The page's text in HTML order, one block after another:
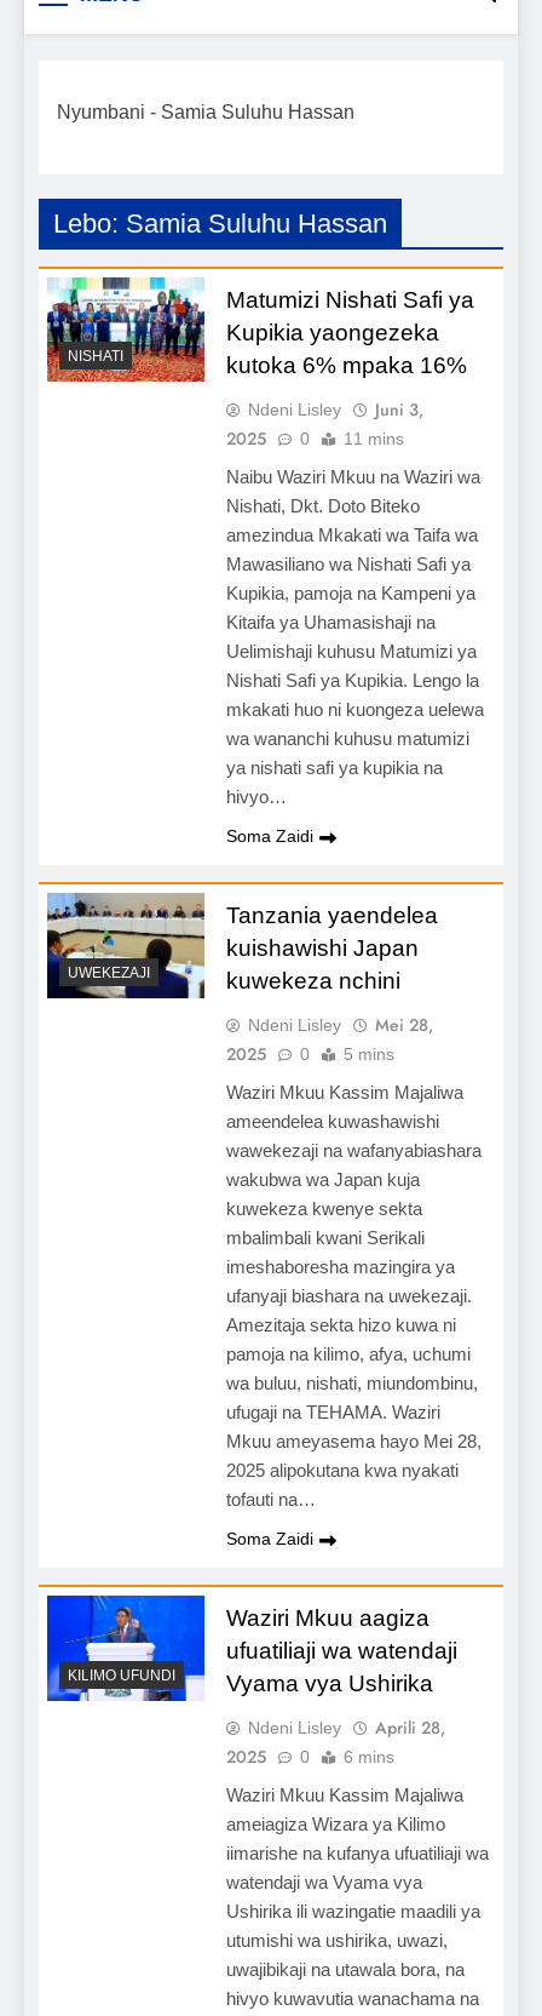
mafanikio yako.
Nyumbani - Samia Suluhu Hassan
Lebo: Samia Suluhu Hassan
NISHATI
Matumizi Nishati Safi ya
Kupikia yaongezeka
kutoka 6% mpaka 16%
Ndeni Lisley
Juni 3,
2025
0 11 mins
Naibu Waziri Mkuu na Waziri wa
Nishati, Dkt. Doto Biteko
amezindua Mkakati wa Taifa wa
Mawasiliano wa Nishati Safi ya
Kupikia, pamoja na Kampeni ya
Kitaifa ya Uhamasishaji na
Uelimishaji kuhusu Matumizi ya
Nishati Safi ya Kupikia. Lengo la
mkakati huo ni kuongeza uelewa
wa wananchi kuhusu matumizi
ya nishati safi ya kupikia na
hivyo…
Soma Zaidi
UWEKEZAJI
Tanzania yaendelea
kuishawishi Japan
kuwekeza nchini
Ndeni Lisley
Mei 28,
2025
0 5 mins
Waziri Mkuu Kassim Majaliwa
ameendelea kuwashawishi
wawekezaji na wafanyabiashara
wakubwa wa Japan kuja
kuwekeza kwenye sekta
mbalimbali kwani Serikali
imeshaboresha mazingira ya
ufanyaji biashara na uwekezaji.
Amezitaja sekta hizo kuwa ni
pamoja na kilimo, afya, uchumi
wa buluu, nishati, miundombinu,
ufugaji na TEHAMA. Waziri
Mkuu ameyasema hayo Mei 28,
2025 alipokutana kwa nyakati
tofauti na…
Soma Zaidi
KILIMO UFUNDI
Waziri Mkuu aagiza
ufuatiliaji wa watendaji
Vyama vya Ushirika
Ndeni Lisley
Aprili 28,
2025
0 6 mins
Waziri Mkuu Kassim Majaliwa
ameiagiza Wizara ya Kilimo
iimarishe na kufanya ufuatiliaji wa
watendaji wa Vyama vya
Ushirika ili wazingatie maadili ya
utumishi wa ushirika, uwazi,
uwajibikaji na utawala bora, na
hivyo kuwavutia wanachama na